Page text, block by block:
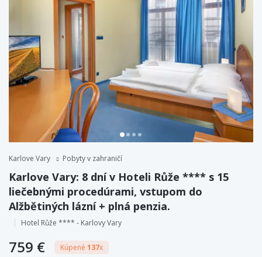
Karlove Vary Pobyty v zahraničí
Karlove Vary: 8 dní v Hoteli Růže **** s 15
liečebnými procedúrami, vstupom do
Alžbětiných lázní + plná penzia.
Hotel Růže **** - Karlovy Vary
759 € Kúpené 137x